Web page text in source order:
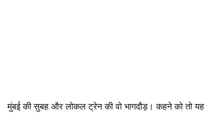
मुंबई की सुबह और लोकल ट्रेन की वो भागदौड़। कहने को तो यह